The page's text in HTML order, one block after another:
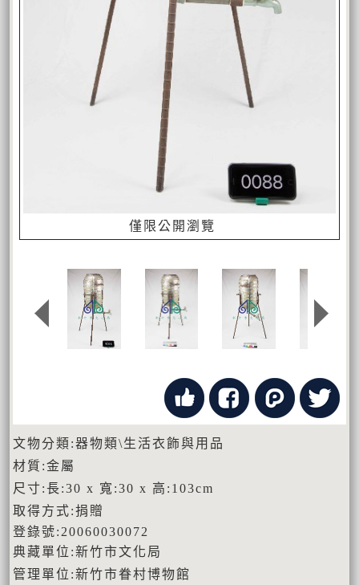
僅限公開瀏覽
文物分類:器物類\生活衣飾與用品
材質:金屬
尺寸:長:30 x 寬:30 x 高:103cm
取得方式:捐贈
登錄號:20060030072
典藏單位:新竹市文化局
管理單位:新竹市眷村博物館